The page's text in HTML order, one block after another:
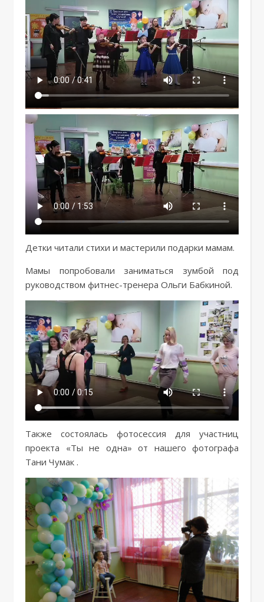
Детки читали стихи и мастерили подарки мамам.
Мамы попробовали заниматься зумбой под
руководством фитнес-тренера Ольги Бабкиной.
Также состоялась фотосессия для участниц
проекта «Ты не одна» от нашего фотографа
Тани Чумак .